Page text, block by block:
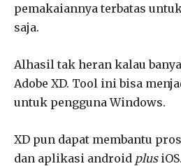
pemakaiannya terbatas
saja.
Alhasil tak heran kalau
Adobe XD. Tool ini bisa
untuk pengguna Windows.
XD pun dapat membantu
dan aplikasi android plus